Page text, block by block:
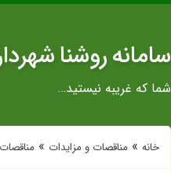
سامانه روشنا
شما که غریبه نیستید…
خانه » مناقصات و مزایدات » مناقصات